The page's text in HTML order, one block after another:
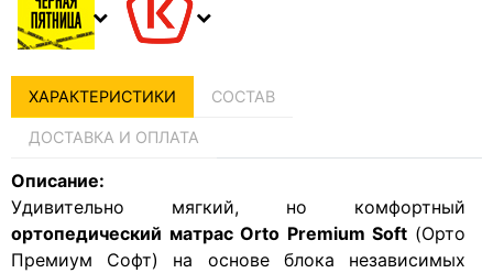
ХАРАКТЕРИСТИКИ СОСТАВ
ДОСТАВКА И ОПЛАТА
Описание:
Удивительно мягкий, но комфортный
ортопедический матрас Orto Premium Soft (Орто
Премиум Софт) на основе блока независимых